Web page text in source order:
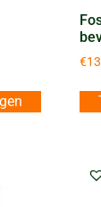
€